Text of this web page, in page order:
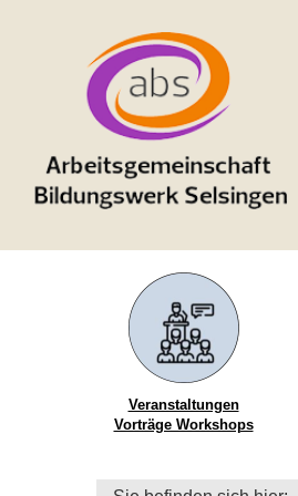
Veranstaltungen
Vorträge Workshops